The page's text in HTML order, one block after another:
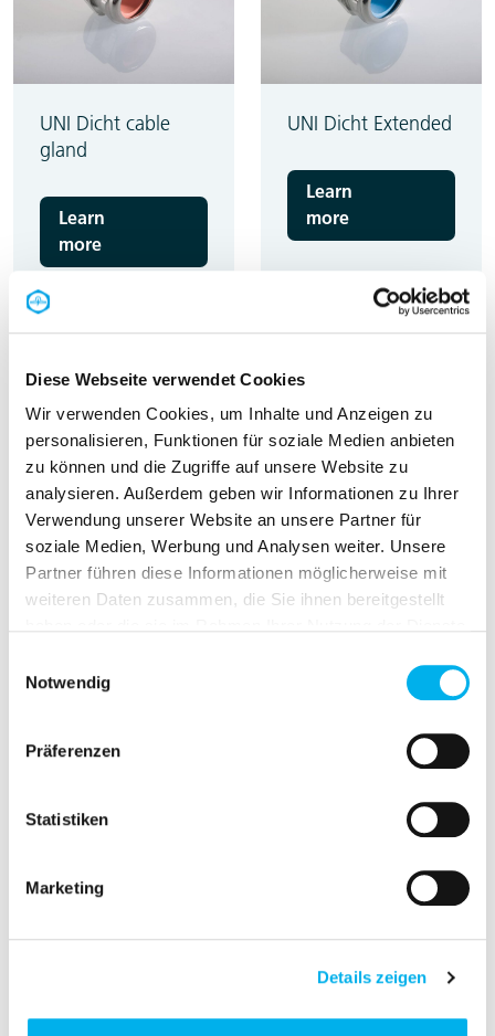
Diese Webseite verwendet Cookies
Wir verwenden Cookies, um Inhalte und Anzeigen zu
personalisieren, Funktionen für soziale Medien anbieten
zu können und die Zugriffe auf unsere Website zu
analysieren. Außerdem geben wir Informationen zu Ihrer
Verwendung unserer Website an unsere Partner für
soziale Medien, Werbung und Analysen weiter. Unsere
Partner führen diese Informationen möglicherweise mit
weiteren Daten zusammen, die Sie ihnen bereitgestellt
Notwendig
Präferenzen
Statistiken
Marketing
Details zeigen
UNI Dicht cable
gland
Learn
more
UNI Dicht Extended
Learn
more
UNI Multiple cable
gland
UNI connector
cable gland with
split sealing insert
hexagonal – M to